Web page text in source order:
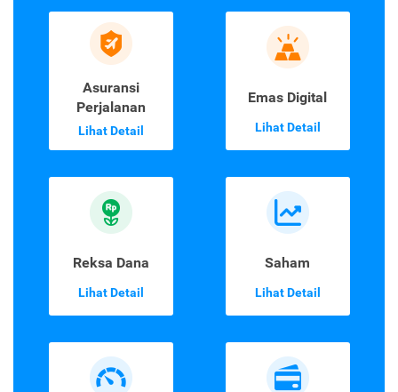
Asuransi
Perjalanan
Lihat Detail
Emas Digital
Lihat Detail
Reksa Dana
Lihat Detail
Saham
Lihat Detail